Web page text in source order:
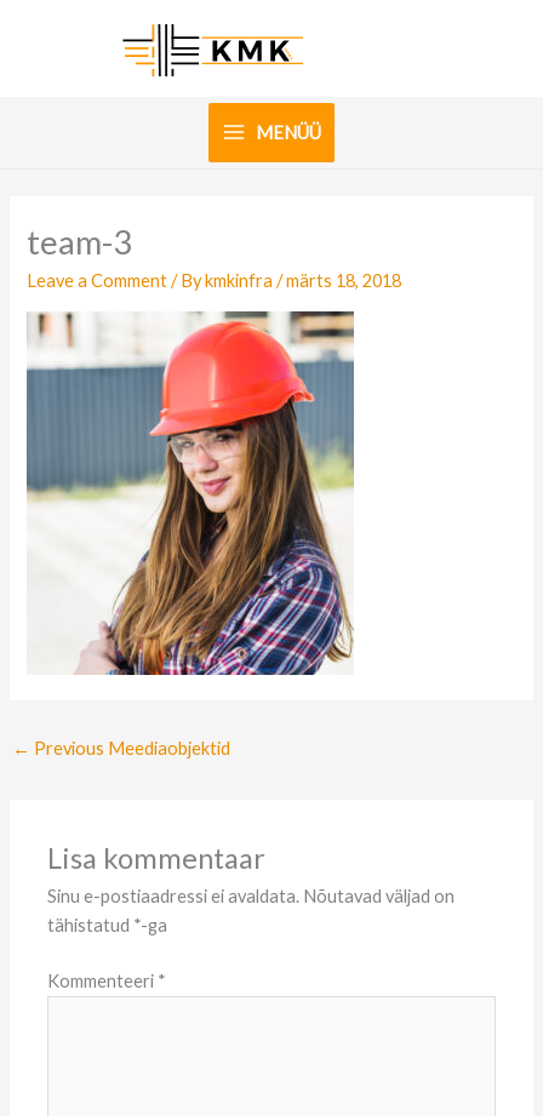
MENÜÜ
team-3
Leave a Comment / Bykmkinfra/märts 18, 2018
← Previous Meediaobjektid
Lisa kommentaar
Sinu e-postiaadressi ei avaldata. Nõutavad väljad on
tähistatud *-ga
Kommenteeri *